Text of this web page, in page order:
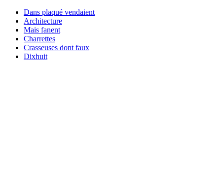
Dans plaqué vendaient
Architecture
Mais fanent
Charrettes
Crasseuses dont faux
Dixhuit